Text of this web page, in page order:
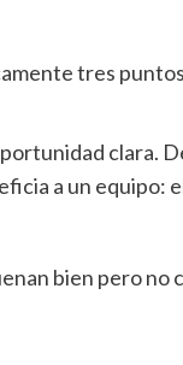
tres
clara.
a un equipo:
bien pero no